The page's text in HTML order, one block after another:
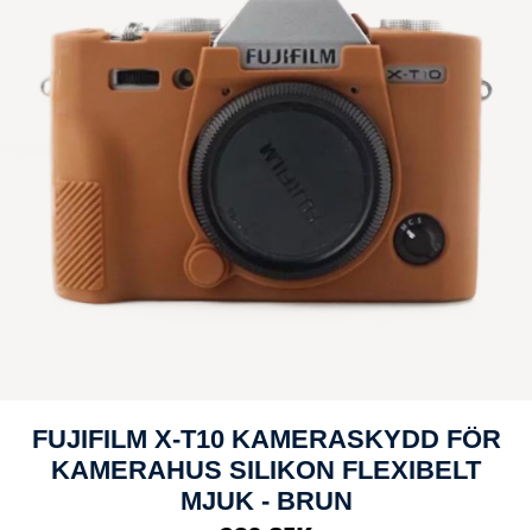
FUJIFILM X-T10 KAMERASKYDD FÖR
KAMERAHUS SILIKON FLEXIBELT
MJUK - BRUN